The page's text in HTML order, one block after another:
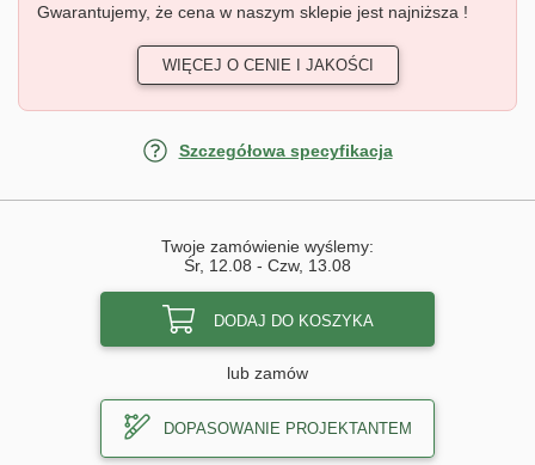
Gwarantujemy, że cena w naszym sklepie jest najniższa !
WIĘCEJ O CENIE I JAKOŚCI
Szczegółowa specyfikacja
Twoje zamówienie wyślemy:
Śr, 12.08 - Czw, 13.08
DODAJ DO KOSZYKA
lub zamów
DOPASOWANIE PROJEKTANTEM